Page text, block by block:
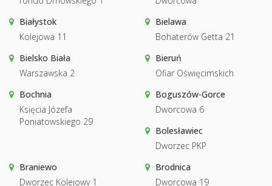
Białystok
Kolejowa 11
Bielawa
Bohaterów Getta 21
Bielsko Biała
Warszawska 2
Bieruń
Ofiar Oświęcimskich
Bochnia
Księcia Józefa
Poniatowskiego 29
Boguszów-Gorce
Dworcowa 6
Bolesławiec
Dworzec PKP
Braniewo
Dworzec Kolejowy 1
Brodnica
Dworcowa 19